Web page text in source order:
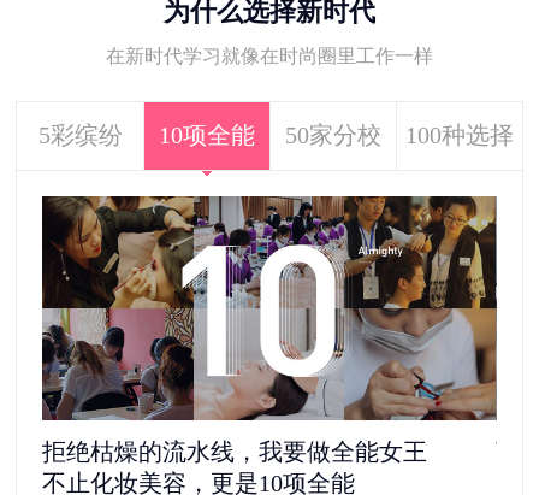
为什么选择新时代
在新时代学习就像在时尚圈里工作一样
5彩缤纷 10项全能 50家分校 100种选择
拒绝枯燥的流水线，我要做全能女王
不止化妆美容，更是10项全能
离